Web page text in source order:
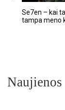
Se7en – kai
tampa meno